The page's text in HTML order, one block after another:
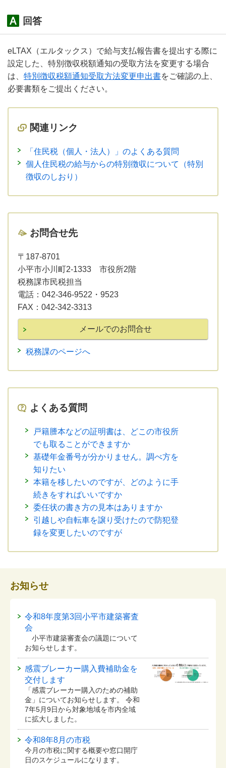
回答
eLTAX（エルタックス）で給与支払報告書を提出する際に
設定した、特別徴収税額通知の受取方法を変更する場合
は、 特別徴収税額通知受取方法変更申出書をご確認の上、
必要書類をご提出ください。
関連リンク
「住民税（個人・法人）」のよくある質問
個人住民税の給与からの特別徴収について（特別
徴収のしおり）
お問合せ先
〒187-8701
小平市小川町2-1333 市役所2階
税務課市民税担当
電話： 042-346-9522・9523
FAX： 042-342-3313
税務課のページへ
よくある質問
戸籍謄本などの証明書は、どこの市役所
でも取ることができますか
基礎年金番号が分かりません。調べ方を
知りたい
本籍を移したいのですが、どのように手
続きをすればいいですか
委任状の書き方の見本はありますか
引越しや自転車を譲り受けたので防犯登
録を変更したいのですが
お知らせ
令和8年度第3回小平市建築審査
会
小平市建築審査会の議題について
お知らせします。
感震ブレーカー購入費補助金を
交付します
「感震ブレーカー購入のための補助
金」についてお知らせします。 令和
7年5月9日から対象地域を市内全域
に拡大しました。
令和8年8月の市税
今月の市税に関する概要や窓口開庁
日のスケジュールになります。